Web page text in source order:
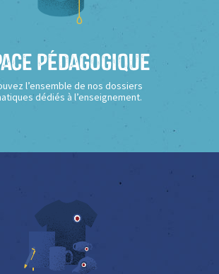
Pédagogique
l’ensemble de nos dossiers
dédiés à l’enseignement.